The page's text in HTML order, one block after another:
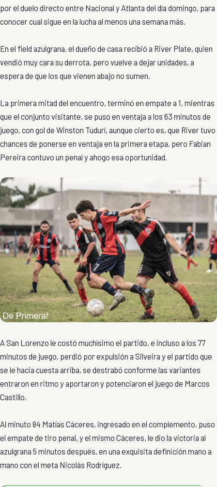
por el duelo directo entre Nacional y Atlanta del día domingo, para
conocer cual sigue en la lucha al menos una semana más.
En el field azulgrana, el dueño de casa recibió a River Plate, quien
vendió muy cara su derrota, pero vuelve a dejar unidades, a
espera de que los que vienen abajo no sumen.
La primera mitad del encuentro, terminó en empate a 1, mientras
que el conjunto visitante, se puso en ventaja a los 63 minutos de
juego, con gol de Winston Tudurí, aunque cierto es, que River tuvo
chances de ponerse en ventaja en la primera etapa, pero Fabian
Pereira contuvo un penal y ahogo esa oportunidad.
A San Lorenzo le costó muchísimo el partido, e incluso a los 77
minutos de juego, perdió por expulsión a Silveira y el partido que
se le hacia cuesta arriba, se destrabó conforme las variantes
entraron en ritmo y aportaron y potenciaron el juego de Marcos
Castillo.
Al minuto 84 Matías Cáceres, ingresado en el complemento, puso
el empate de tiro penal, y el mismo Cáceres, le dio la victoria al
azulgrana 5 minutos después, en una exquisita definición mano a
mano con el meta Nicolás Rodríguez.